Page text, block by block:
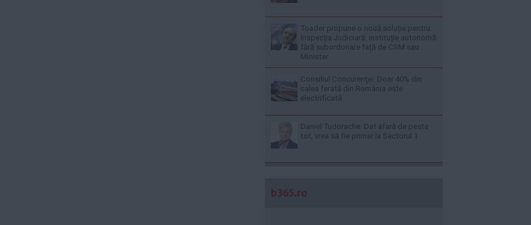
Toader propune o nouă soluție pentru
Inspecția Judiciară: instituție autonomă
fără subordonare față de CSM sau
Minister
Consiliul Concurenţei: Doar 40% din
calea ferată din România este
electrificată
Daniel Tudorache. Dat afară de peste
tot, vrea să fie primar la Sectorul 1
b365.ro